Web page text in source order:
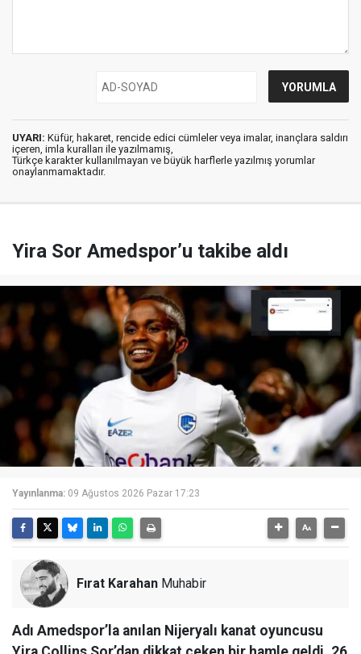
UYARI: Küfür, hakaret, rencide edici cümleler veya imalar, inançlara saldırı
içeren, imla kuralları ile yazılmamış,
Türkçe karakter kullanılmayan ve büyük harflerle yazılmış yorumlar
onaylanmamaktadır.
Yira Sor Amedspor’u takibe aldı
Yayınlanma: 09 Ağustos 2026 Pazar 17:23
Fırat Karahan Muhabir
Adı Amedspor’la anılan Nijeryalı kanat oyuncusu